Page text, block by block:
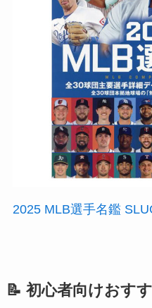
2025 MLB選手名鑑
📝 初心者向けおす